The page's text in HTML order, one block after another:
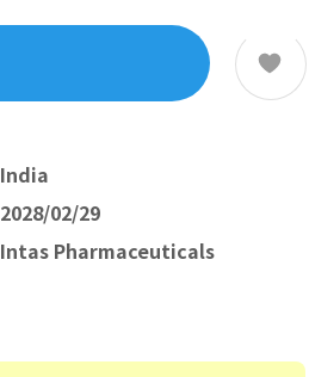
India
2028/02/29
Intas Pharmaceuticals